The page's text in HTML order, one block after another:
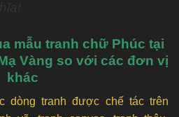
mẫu tranh chữ Phúc tại
Vàng so với các đơn vị
khác
dòng tranh được chế tác trên